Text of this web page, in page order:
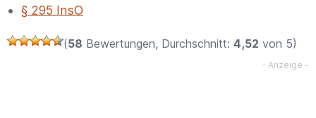
§ 295 InsO
(58 Bewertungen, Durchschnitt: 4,52 von 5)